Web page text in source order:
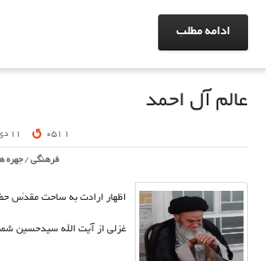
ادامه مطلب
عالم آل احمد
11 دی 1348, 03:30 1 051
فرهنگی /چهره
اظهار ارادت به ساحت مقدّس
غزلی از آیت الله سیدحسین